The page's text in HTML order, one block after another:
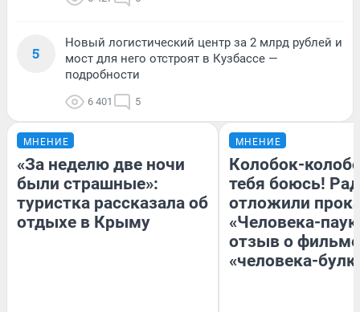
5
Новый логистический центр за 2 млрд рублей и
мост для него отстроят в Кузбассе —
подробности
6 401 5
МНЕНИЕ
«За неделю две ночи
были страшные»:
туристка рассказала об
отдыхе в Крыму
МНЕНИЕ
Колобок-
тебя боюсь!
отложили
«Человека-
отзыв о
«человека-